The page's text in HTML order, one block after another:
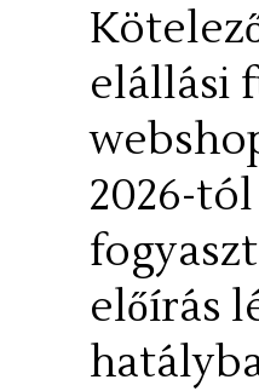
elállási
2026-
előírás